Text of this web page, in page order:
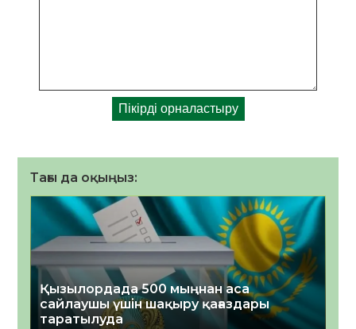
Тағы да оқыңыз:
Қызылордада 500 мыңнан аса
сайлаушы үшін шақыру қағаздары
таратылуда